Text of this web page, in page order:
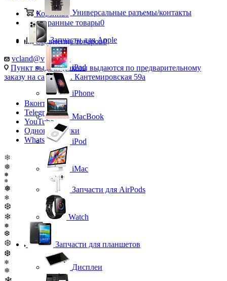
Корзина0
Избранные товары0
Сравнение товаров0
vcland@vcland.ru
Пункт выдачи (заказы выдаются по предварительному
заказу на сайте), ул. Кантемировская 59а
Вконтакте
Telegram
YouTube
Одноклассники
WhatsApp
❄
❅
❅
❅
❅
❄
❆
❄
❅
❆
❆
❆
❄
❅
Универсальные разъемы/контакты
Запчасти для Apple
iPad
iPhone
MacBook
iPod
iMac
Запчасти для AirPods
Watch
Запчасти для планшетов
Дисплеи